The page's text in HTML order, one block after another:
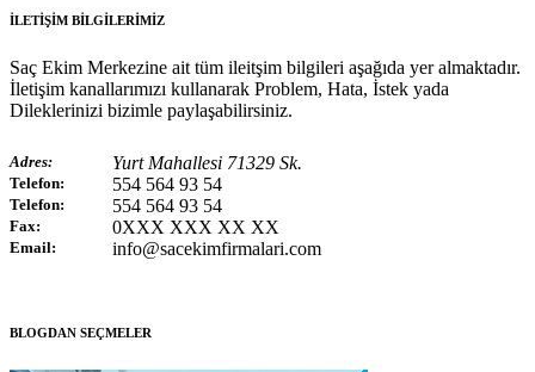
İLETİŞİM BİLGİLERİMİZ
Saç Ekim Merkezine ait tüm ileitşim bilgileri aşağıda yer almaktadır.
İletişim kanallarımızı kullanarak Problem, Hata, İstek yada
Dileklerinizi bizimle paylaşabilirsiniz.
Adres: Yurt Mahallesi 71329 Sk.
Telefon: 554 564 93 54
Telefon: 554 564 93 54
Fax: 0XXX XXX XX XX
Email: info@sacekimfirmalari.com
BLOGDAN SEÇMELER